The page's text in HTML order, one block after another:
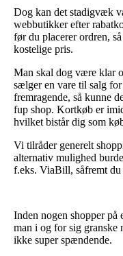
Dog kan det stadigvæk
webbutikker efter
før du placerer ordren,
kostelige pris.
Man skal dog være klar
sælger en vare til salg
fremragende, så kunne
fup shop. Kortkøb er
hvilket bistår dig som
Vi tilråder generelt
alternativ mulighed
f.eks. ViaBill, såfremt du
Inden nogen shopper på
man i og for sig granske
ikke super spændende.